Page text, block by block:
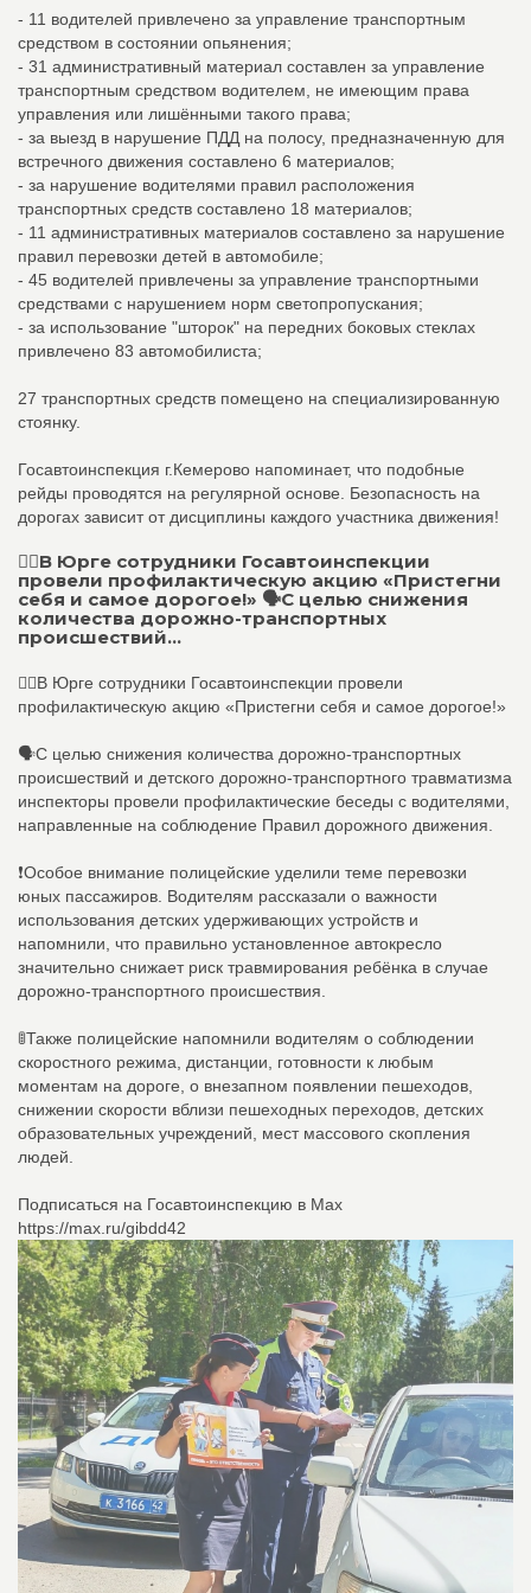
- 11 водителей привлечено за управление транспортным
средством в состоянии опьянения;
- 31 административный материал составлен за управление
транспортным средством водителем, не имеющим права
управления или лишёнными такого права;
- за выезд в нарушение ПДД на полосу, предназначенную для
встречного движения составлено 6 материалов;
- за нарушение водителями правил расположения
транспортных средств составлено 18 материалов;
- 11 административных материалов составлено за нарушение
правил перевозки детей в автомобиле;
- 45 водителей привлечены за управление транспортными
средствами с нарушением норм светопропускания;
- за использование "шторок" на передних боковых стеклах
привлечено 83 автомобилиста;
27 транспортных средств помещено на специализированную
стоянку.
Госавтоинспекция г.Кемерово напоминает, что подобные
рейды проводятся на регулярной основе. Безопасность на
дорогах зависит от дисциплины каждого участника движения!
👮‍♂В Юрге сотрудники Госавтоинспекции
провели профилактическую акцию «Пристегни
себя и самое дорогое!» 🗣С целью снижения
количества дорожно-транспортных
происшествий...
👮‍♂В Юрге сотрудники Госавтоинспекции провели
профилактическую акцию «Пристегни себя и самое дорогое!»
🗣С целью снижения количества дорожно-транспортных
происшествий и детского дорожно-транспортного травматизма
инспекторы провели профилактические беседы с водителями,
направленные на соблюдение Правил дорожного движения.
❗Особое внимание полицейские уделили теме перевозки
юных пассажиров. Водителям рассказали о важности
использования детских удерживающих устройств и
напомнили, что правильно установленное автокресло
значительно снижает риск травмирования ребёнка в случае
дорожно-транспортного происшествия.
🚦Также полицейские напомнили водителям о соблюдении
скоростного режима, дистанции, готовности к любым
моментам на дороге, о внезапном появлении пешеходов,
снижении скорости вблизи пешеходных переходов, детских
образовательных учреждений, мест массового скопления
людей.
Подписаться на Госавтоинспекцию в Max
https://max.ru/gibdd42